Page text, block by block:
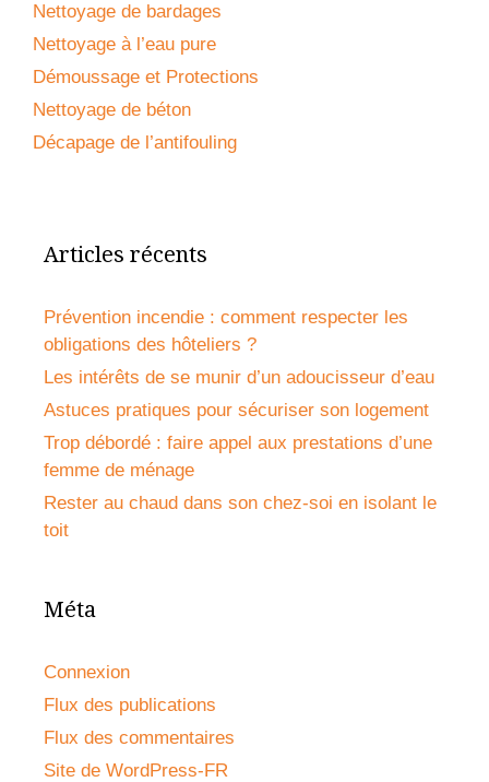
Nettoyage de bardages
Nettoyage à l’eau pure
Démoussage et Protections
Nettoyage de béton
Décapage de l’antifouling
Articles récents
Prévention incendie : comment respecter les
obligations des hôteliers ?
Les intérêts de se munir d’un adoucisseur d’eau
Astuces pratiques pour sécuriser son logement
Trop débordé : faire appel aux prestations d’une
femme de ménage
Rester au chaud dans son chez-soi en isolant le
toit
Méta
Connexion
Flux des publications
Flux des commentaires
Site de WordPress-FR